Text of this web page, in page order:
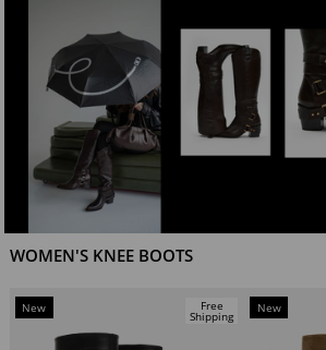
WOMEN'S KNEE BOOTS
New
Free
Shipping
New